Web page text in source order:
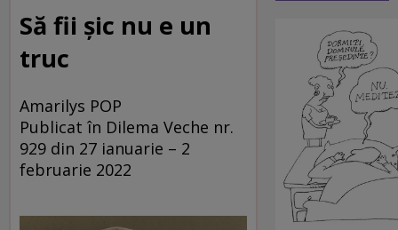
Să fii șic nu e un
truc
Amarilys POP
Publicat în Dilema Veche nr.
929 din 27 ianuarie – 2
februarie 2022